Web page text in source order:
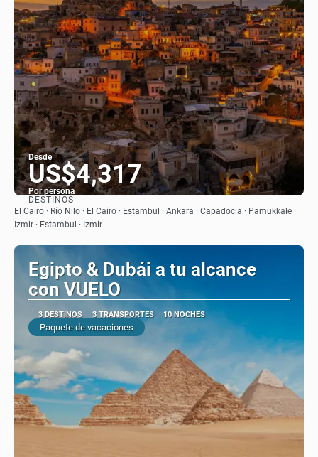
Desde
US$4,317
Por persona
Ver
DESTINOS
El Cairo · Río Nilo · El Cairo · Estambul · Ankara · Capadocia · Pamukkale ·
Izmir · Estambul · Izmir
Egipto & Dubái a tu alcance
con VUELO
3 DESTINOS 3 TRANSPORTES 10 NOCHES
Paquete de vacaciones